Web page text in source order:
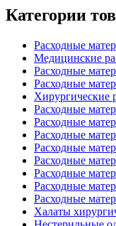
Категории
Расходные
Медицинские
Расходные
Расходные
Хирургические
Расходные
Расходные
Расходные
Расходные
Расходные
Расходные
Расходные
Расходные
Халаты